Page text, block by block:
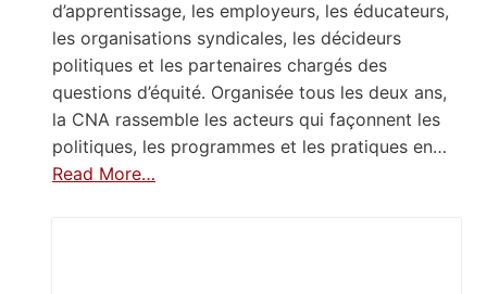
d’apprentissage, les employeurs, les éducateurs,
les organisations syndicales, les décideurs
politiques et les partenaires chargés des
questions d’équité. Organisée tous les deux ans,
la CNA rassemble les acteurs qui façonnent les
politiques, les programmes et les pratiques en…
Read More…